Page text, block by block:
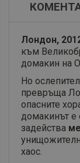
Лондон,
към
домакин на
Но
превръща
опасните
домакинът е
задейства
хаос.